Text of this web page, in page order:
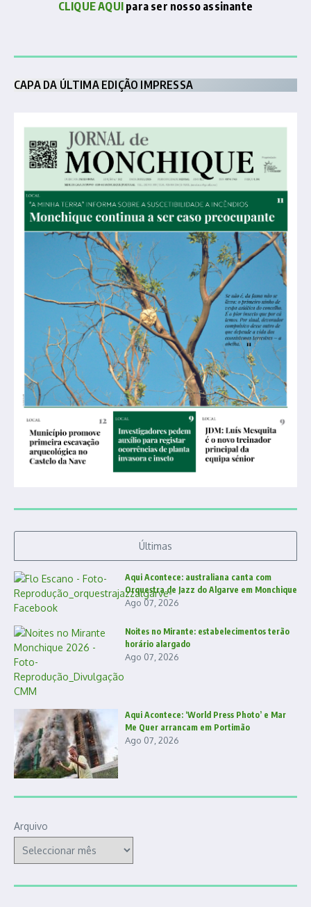
CLIQUE AQUI para ser nosso assinante
CAPA DA ÚLTIMA EDIÇÃO IMPRESSA
Últimas
Aqui Acontece: australiana canta com
Orquestra de Jazz do Algarve em Monchique
Ago 07, 2026
Noites no Mirante: estabelecimentos terão
horário alargado
Ago 07, 2026
Aqui Acontece: ‘World Press Photo’ e Mar
Me Quer arrancam em Portimão
Ago 07, 2026
Arquivo